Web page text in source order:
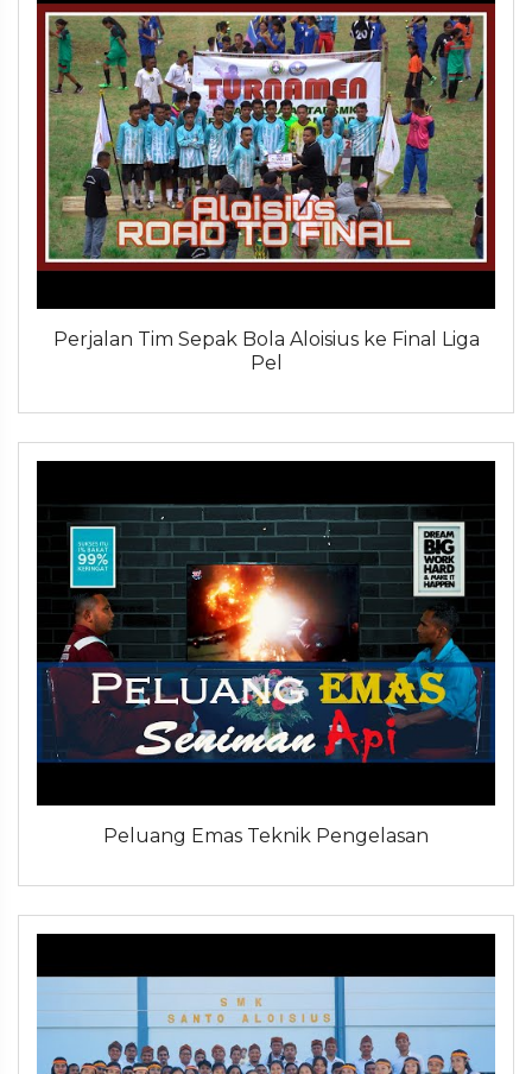
Perjalan Tim Sepak Bola Aloisius ke Final Liga
Pel
Peluang Emas Teknik Pengelasan